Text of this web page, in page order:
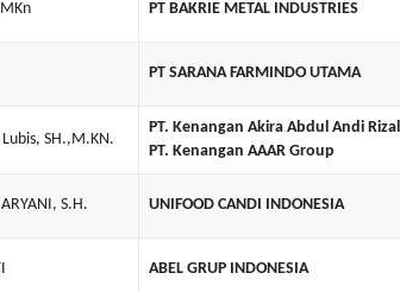
PT BAKRIE METAL INDUSTRIES
PT SARANA FARMINDO UTAMA
SH.,M.KN.
PT. Kenangan Akira Abdul Andi
PT. Kenangan AAAR Group
S.H. UNIFOOD CANDI INDONESIA
ABEL GRUP INDONESIA